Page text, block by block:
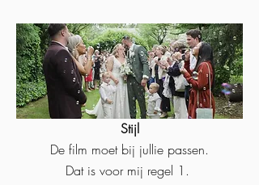
Stijl
De film moet bij jullie passen.
Dat is voor mij regel 1.